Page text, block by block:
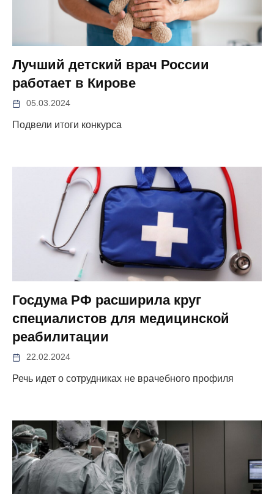
Лучший детский врач России
работает в Кирове
05.03.2024
Подвели итоги конкурса
Госдума РФ расширила круг
специалистов для медицинской
реабилитации
22.02.2024
Речь идет о сотрудниках не врачебного профиля